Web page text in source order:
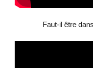
Faut-il être